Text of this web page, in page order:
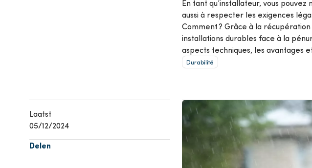
Pompes
Van Marcke College
Voir tous les services
En tant qu’installateur, vous
aussi à respecter les exigences
Comment ? Grâce à la
installations durables face à la
aspects techniques, les avantages
Durabilité
Laatst
05/12/2024
Delen
Afbeelding